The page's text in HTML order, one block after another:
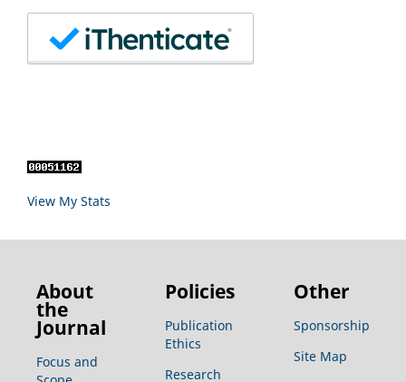
View My Stats
About
the
Journal
Focus and
Policies
Publication
Ethics
Research
Other
Sponsorship
Site Map